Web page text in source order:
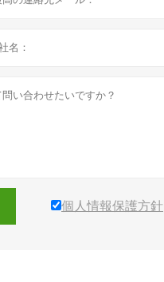
個人情報保護方針